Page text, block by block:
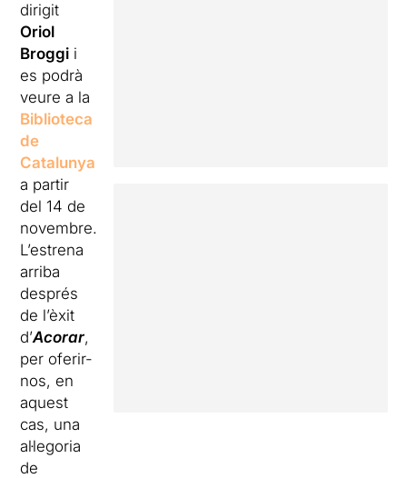
dirigit
Oriol
Broggi i
es podrà
veure a la
Biblioteca
de
Catalunya
a partir
del 14 de
novembre.
L’estrena
arriba
després
de l’èxit
d’Acorar,
per oferir-
nos, en
aquest
cas, una
al·legoria
de